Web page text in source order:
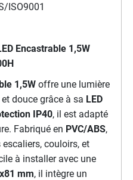
ISO9001
Encastrable 1,5W
1,5Woffre une lumière
douce grâce à sa LED
IP40, il est adapté
Fabriqué en PVC/ABS,
couloirs, et
à installer avec une
mm, il intègre un